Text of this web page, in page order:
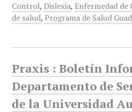
Control, Dislexia, Enfermedad de
de salud, Programa de Salud
Praxis : Boletín
Departamento de
de la Universidad